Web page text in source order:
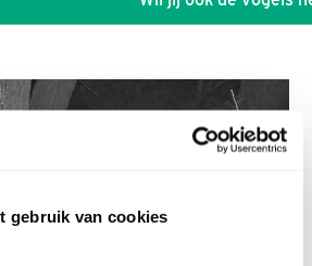
gebruik van cookies